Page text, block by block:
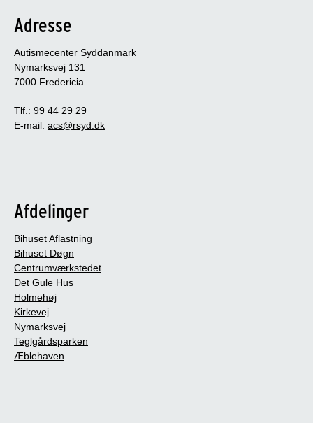
Adresse
Autismecenter Syddanmark
Nymarksvej 131
7000 Fredericia
Tlf.: 99 44 29 29
E-mail: acs@rsyd.dk
Afdelinger
Bihuset Aflastning
Bihuset Døgn
Centrumværkstedet
Det Gule Hus
Holmehøj
Kirkevej
Nymarksvej
Teglgårdsparken
Æblehaven